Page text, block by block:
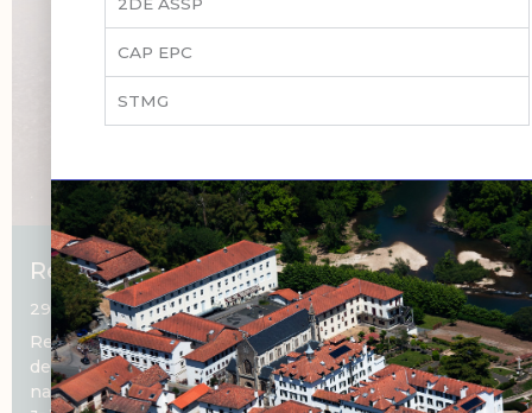
Retour sur la journée UNSS Pala
29 mai 2025
Retour sur la journée UNSS Pala Le mercredi 28 mai
dernier, plusieurs élèves ont participé au challenge
national de pala dans le cadre de l’UNSS. Organisée au
2DE ASSP
CAP EPC
STMG